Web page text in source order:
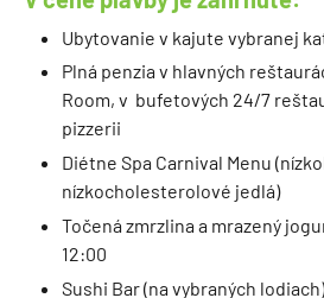
Ubytovanie v kajute vybranej
Plná penzia v hlavných
Room, v bufetových 24/7
pizzerii
Diétne Spa Carnival Menu
nízkocholesterolové jedlá)
Točená zmrzlina a mrazený
12:00
Sushi Bar (na vybraných lodiach)